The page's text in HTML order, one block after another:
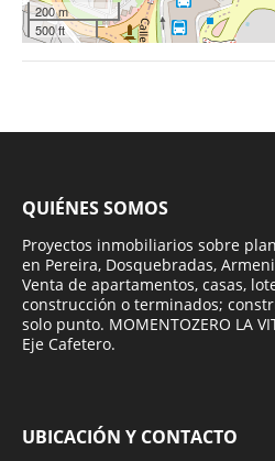
200 m
500 ft
QUIÉNES SOMOS
Proyectos inmobiliarios sobre
en Pereira, Dosquebradas,
Venta de apartamentos, casas,
construcción o terminados;
solo punto. MOMENTOZERO LA
Eje Cafetero.
UBICACIÓN Y CONTACTO